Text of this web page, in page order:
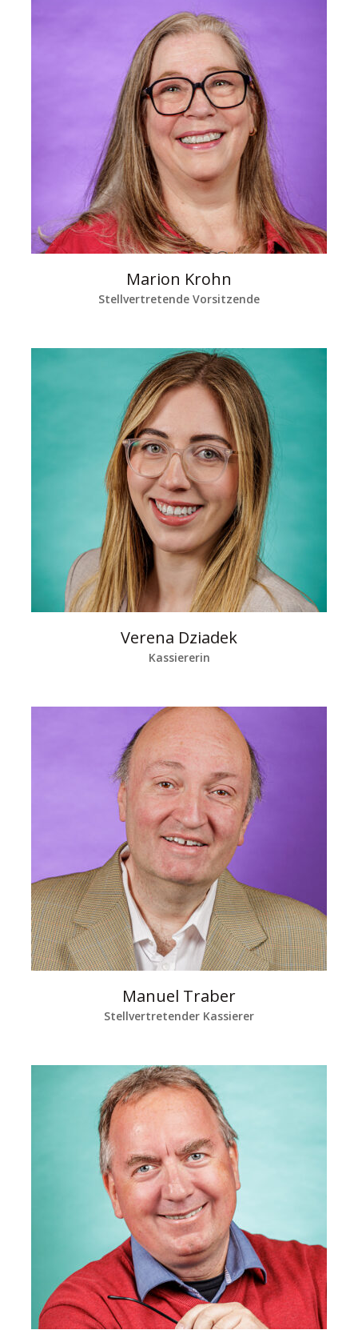
Marion Krohn
Stellvertretende Vorsitzende
Verena Dziadek
Kassiererin
Manuel Traber
Stellvertretender Kassierer